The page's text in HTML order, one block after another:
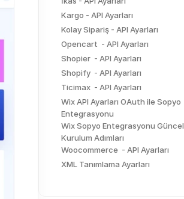
Kargo - API Ayarları
Kolay Sipariş - API Ayarları
Opencart  - API Ayarları
Shopier  - API Ayarları
Shopify  - API Ayarları
Ticimax  - API Ayarları
Wix API Ayarları OAuth ile Sopyo
Entegrasyonu
Wix Sopyo Entegrasyonu Güncel
Kurulum Adımları
Woocommerce  - API Ayarları
XML Tanımlama Ayarları